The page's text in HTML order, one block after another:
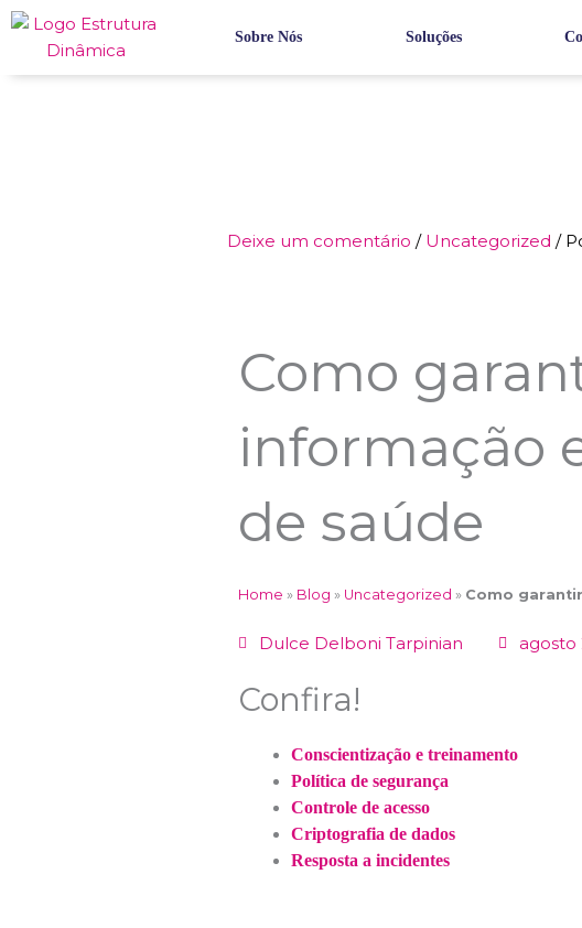
Sobre Nós Soluções
Deixe um comentário / Uncategorized /
Como
informação
de saúde
Home » Blog » Uncategorized » Como
Dulce Delboni Tarpinian agosto
Confira!
Conscientização e treinamento
Política de segurança
Controle de acesso
Criptografia de dados
Resposta a incidentes